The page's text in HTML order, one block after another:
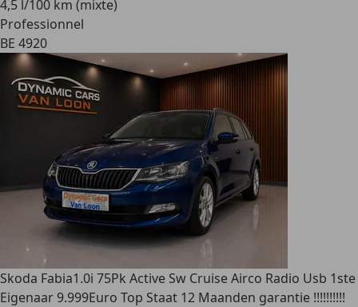
4,5 l/100 km (mixte)
Professionnel
BE 4920
Skoda Fabia1.0i 75Pk Active Sw Cruise Airco Radio Usb 1ste
Eigenaar 9.999Euro Top Staat 12 Maanden garantie !!!!!!!!!!